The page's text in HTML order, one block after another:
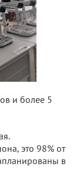
и более 5
это 98% от
в